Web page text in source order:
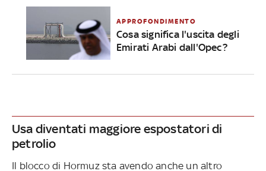
APPROFONDIMENTO
Cosa significa l'uscita degli
Emirati Arabi dall'Opec?
Usa diventati maggiore espostatori di
petrolio
Il blocco di Hormuz sta avendo anche un altro